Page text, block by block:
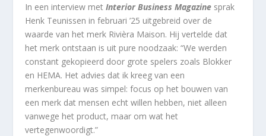
In een interview metInterior Business Magazine sprak
Henk Teunissen in februari ’25 uitgebreid over de
waarde van het merk Rivièra Maison. Hij vertelde dat
het merk ontstaan is uit pure noodzaak: “We werden
constant gekopieerd door grote spelers zoals Blokker
en HEMA. Het advies dat ik kreeg van een
merkenbureau was simpel: focus op het bouwen van
een merk dat mensen echt willen hebben, niet alleen
vanwege het product, maar om wat het
vertegenwoordigt.”